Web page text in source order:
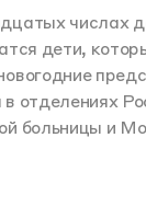
числах
дети,
отделениях
больницы и